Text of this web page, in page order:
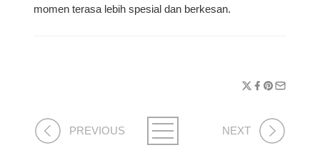
momen terasa lebih spesial dan berkesan.
PREVIOUS NEXT